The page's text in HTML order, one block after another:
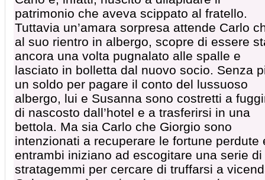
patrimonio che aveva scippato al fratello.
Tuttavia un’amara sorpresa attende Carlo
al suo rientro in albergo, scopre di essere
ancora una volta pugnalato alle spalle e
lasciato in bolletta dal nuovo socio. Senza
un soldo per pagare il conto del lussuoso
albergo, lui e Susanna sono costretti a
di nascosto dall’hotel e a trasferirsi in una
bettola. Ma sia Carlo che Giorgio sono
intenzionati a recuperare le fortune perdute
entrambi iniziano ad escogitare una serie di
stratagemmi per cercare di truffarsi a